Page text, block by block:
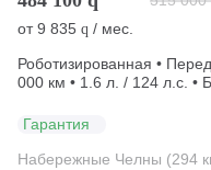
от9 835 q / мес.
Роботизированная •
000 км • 1.6 л. / 124 л.с. •
Гарантия
Набережные Челны (294